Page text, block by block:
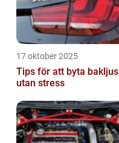
17 oktober 2025
Tips för att byta bakljus
utan stress